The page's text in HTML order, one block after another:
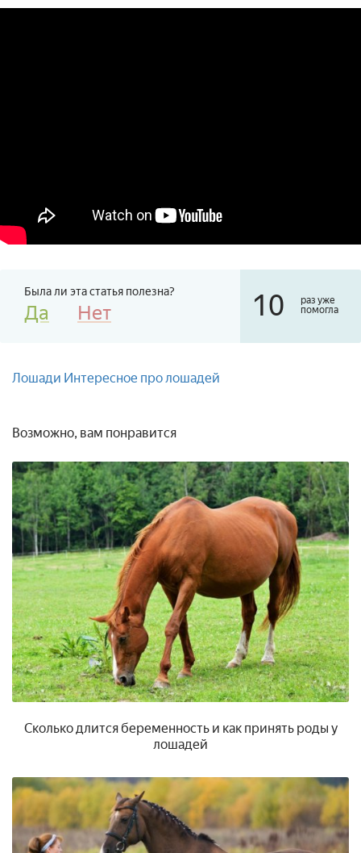
Была ли эта статья полезна?
Да Нет 10
раз уже
помогла
Лошади Интересное про лошадей
Возможно, вам понравится
Сколько длится беременность и как принять роды у
лошадей